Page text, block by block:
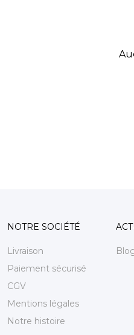
NOTRE SOCIÉTÉ
Livraison
Paiement sécurisé
CGV
Mentions légales
Notre histoire